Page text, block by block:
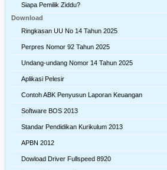
Siapa Pemilik Ziddu?
Download
Ringkasan UU No 14 Tahun 2025
Perpres Nomor 92 Tahun 2025
Undang-undang Nomor 14 Tahun 2025
Aplikasi Pelesir
Contoh ABK Penyusun Laporan Keuangan
Software BOS 2013
Standar Pendidikan Kurikulum 2013
APBN 2012
Dowload Driver Fullspeed 8920